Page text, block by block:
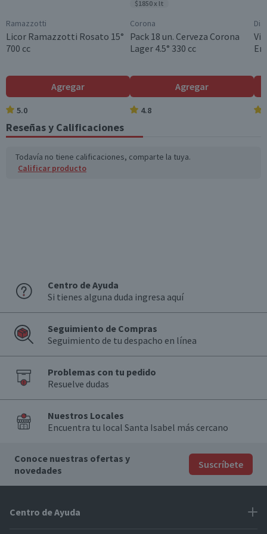
Graduación Alcohólica
35.0°
Tamaño
Por Ley la venta de alcohol está prohibida para menores
de 18 años.
Garantía Mínima Legal
Válida hasta su fecha de caducidad
Ramazzotti
Licor Ramazzotti Rosato 15°
700 cc
Agregar
5.0
$1850 x lt
Corona
Pack 18 un. Cerveza Corona
Lager 4.5° 330 cc
Agregar
4.8
Reseñas y Calificaciones
Todavía no tiene calificaciones, comparte la tuya.
Calificar producto
Centro de Ayuda
Si tienes alguna duda ingresa aquí
Seguimiento de Compras
Seguimiento de tu despacho en línea
Problemas con tu pedido
Resuelve dudas
Nuestros Locales
Encuentra tu local Santa Isabel más cercano
Conoce nuestras ofertas y
novedades
Suscríbete
Centro de Ayuda